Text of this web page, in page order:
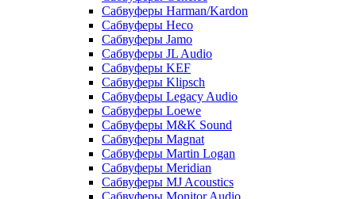
Сабвуферы Harman/Kardon
Сабвуферы Heco
Сабвуферы Jamo
Сабвуферы JL Audio
Сабвуферы KEF
Сабвуферы Klipsch
Сабвуферы Legacy Audio
Сабвуферы Loewe
Сабвуферы M&K Sound
Сабвуферы Magnat
Сабвуферы Martin Logan
Сабвуферы Meridian
Сабвуферы MJ Acoustics